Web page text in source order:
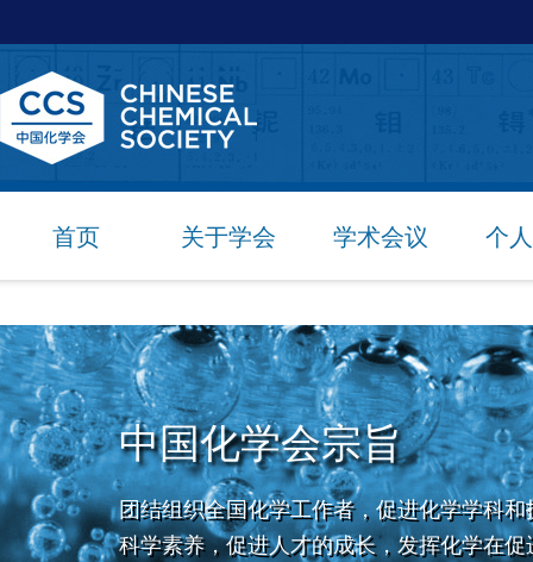
首页 关于学会 学术会议 个
中国化学会宗旨
团结组织全国化学工作者，促进化学学科
科学素养，促进人才的成长，发挥化学在